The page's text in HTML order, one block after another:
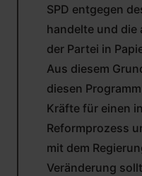
SPD entgegen
handelte und die
der Partei in
Aus diesem
diesen
Kräfte für einen
Reformprozess
mit dem
Veränderung